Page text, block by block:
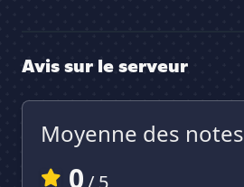
Avis sur le serveur
Moyenne des notes
0